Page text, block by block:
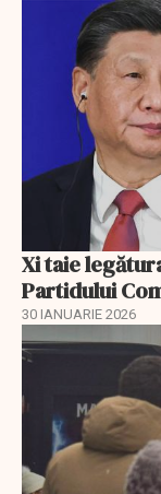
Xi taie
Partidului
30 IANUARIE 2026